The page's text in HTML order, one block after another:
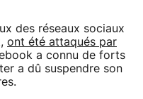
des réseaux sociaux
ont été attaqués par
a connu de forts
a dû suspendre son